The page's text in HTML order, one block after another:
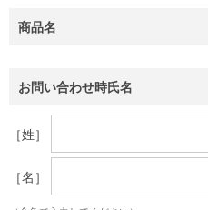
商品名
お問い合わせ時氏名
［姓］
［名］